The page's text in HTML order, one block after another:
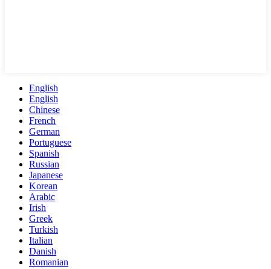
English
English
Chinese
French
German
Portuguese
Spanish
Russian
Japanese
Korean
Arabic
Irish
Greek
Turkish
Italian
Danish
Romanian